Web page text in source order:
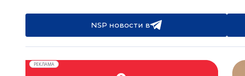
NSP новости в
РЕКЛАМА